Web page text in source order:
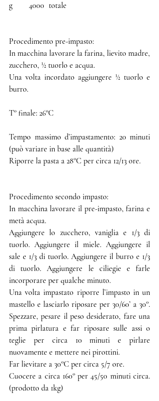
g	4000	totale
Procedimento pre-impasto:
In macchina lavorare la farina, lievito madre,
zucchero, ½ tuorlo e acqua.
Una volta incordato aggiungere ½ tuorlo e
burro.
T° finale: 26°C
Tempo massimo d’impastamento: 20 minuti
(può variare in base alle quantità)
Riporre la pasta a 28°C per circa 12/13 ore.
Procedimento secondo impasto:
In macchina lavorare il pre-impasto, farina e
metà acqua.
Aggiungere lo zucchero, vaniglia e 1/3 di
tuorlo. Aggiungere il miele. Aggiungere il
sale e 1/3 di tuorlo. Aggiungere il burro e 1/3
di tuorlo. Aggiungere le ciliegie e farle
incorporare per qualche minuto.
Una volta impastato riporre l’impasto in un
mastello e lasciarlo riposare per 30/60’ a 30°.
Spezzare, pesare il peso desiderato, fare una
prima pirlatura e far riposare sulle assi o
teglie per circa 10 minuti e pirlare
nuovamente e mettere nei pirottini.
Far lievitare a 30°C per circa 5/7 ore.
Cuocere a circa 160° per 45/50 minuti circa.
(prodotto da 1kg)